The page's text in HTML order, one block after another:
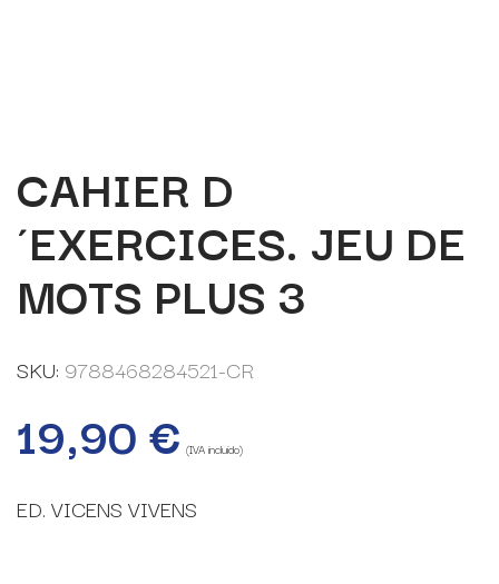
CAHIER D
´EXERCICES. JEU DE
MOTS PLUS 3
SKU: 9788468284521-CR
19,90€ (IVA incluido)
ED. VICENS VIVENS